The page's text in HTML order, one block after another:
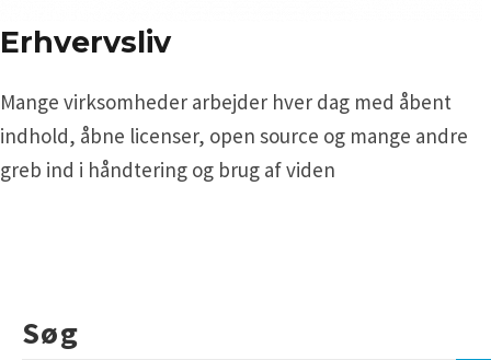
Erhvervsliv
Mange virksomheder arbejder hver dag med åbent
indhold, åbne licenser, open source og mange andre
greb ind i håndtering og brug af viden
Søg